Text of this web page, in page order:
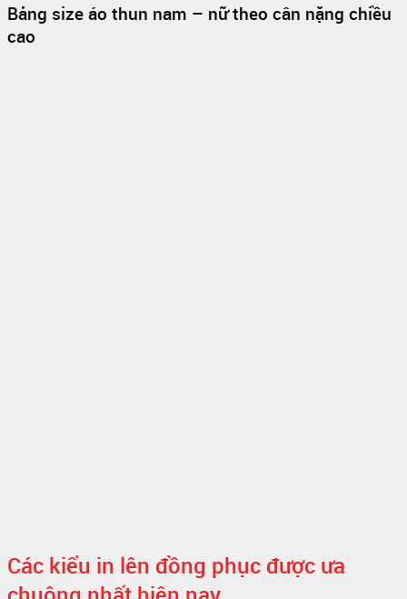
Bảng size áo thun nam – nữ theo cân nặng chiều
cao
Các kiểu in lên đồng phục được ưa